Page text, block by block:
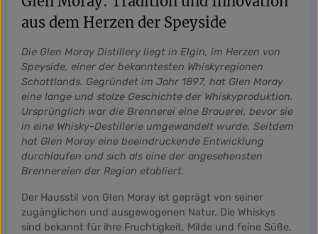
aus dem Herzen der Speyside
Die Glen Moray Distillery liegt in Elgin, im Herzen von
Speyside, einer der bekanntesten Whiskyregionen
Schottlands. Gegründet im Jahr 1897, hat Glen Moray
eine lange und stolze Geschichte der Whiskyproduktion.
Ursprünglich war die Brennerei eine Brauerei, bevor sie
in eine Whisky-Destillerie umgewandelt wurde. Seitdem
hat Glen Moray eine beeindruckende Entwicklung
durchlaufen und sich als eine der angesehensten
Brennereien der Region etabliert.
Der Hausstil von Glen Moray ist geprägt von seiner
zugänglichen und ausgewogenen Natur. Die Whiskys
sind bekannt für ihre Fruchtigkeit, Milde und feine Süße,